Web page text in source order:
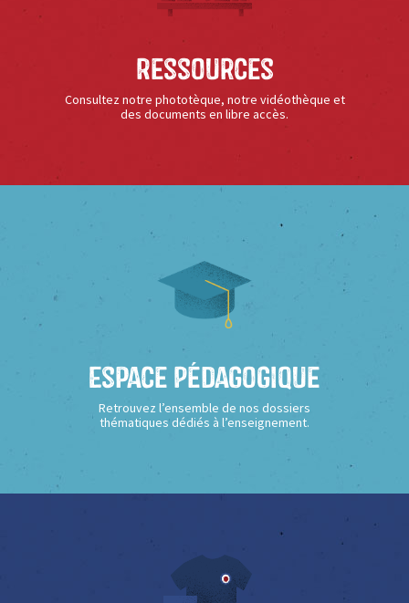
Ressources
Consultez notre phototèque, notre vidéothèque et
des documents en libre accès.
Espace Pédagogique
Retrouvez l’ensemble de nos dossiers
thématiques dédiés à l’enseignement.